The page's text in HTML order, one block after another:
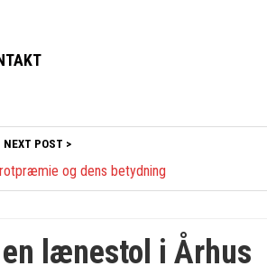
NEXT POST >
og dens betydning
lænestol i Århus
Hårprodukter nu